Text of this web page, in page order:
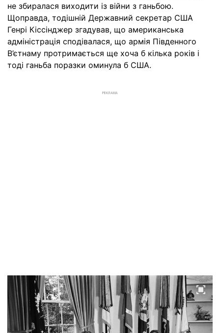
не збиралася виходити із війни з ганьбою.
Щоправда, тодішній Державний секретар США
Генрі Кіссінджер згадував, що американська
адміністрація сподівалася, що армія Південного
В’єтнаму протримається ще хоча б кілька років і
тоді ганьба поразки оминула б США.
РЕКЛАМА